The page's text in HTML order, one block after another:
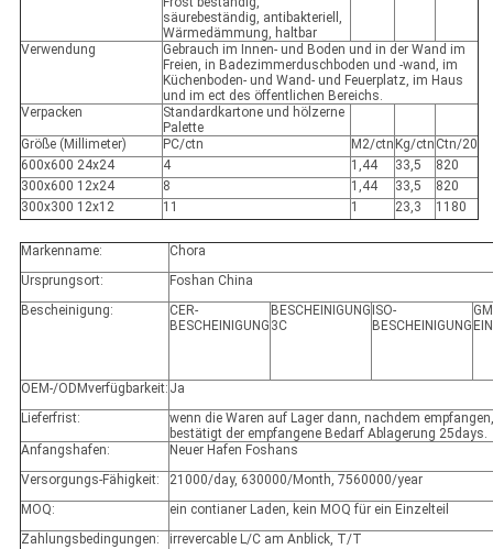
säurebeständig, antibakteriell,
Wärmedämmung, haltbar
Verwendung
Gebrauch im Innen- und Boden und in der Wand im
Freien, in Badezimmerduschboden und -wand, im
Küchenboden- und Wand- und Feuerplatz, im Haus
und im ect des öffentlichen Bereichs.
Verpacken
Standardkartone und hölzerne
Palette
Größe (Millimeter)
PC/ctn M2/ctn Kg/ctn Ctn/20
600x600 24x24
4 1,44 33,5
820
300x600 12x24
8 1,44 33,5
820
300x300 12x12
11 1 23,3 1180
Markenname:
Chora
Ursprungsort:
Foshan China
Bescheinigung:
CER-
BESCHEINIGUNG
BESCHEINIGUNG
3C
ISO-
BESCHEINIGUNG
OEM-/ODMverfügbarkeit: Ja
Lieferfrist:
wenn die Waren auf Lager dann, nachdem
bestätigt der empfangene Bedarf Ablagerung 25days.
Anfangshafen:
Neuer Hafen Foshans
Versorgungs-Fähigkeit:
21000/day, 630000/Month, 7560000/year
MOQ:
ein contianer Laden, kein MOQ für ein Einzelteil
Zahlungsbedingungen:
irrevercable L/C am Anblick, T/T